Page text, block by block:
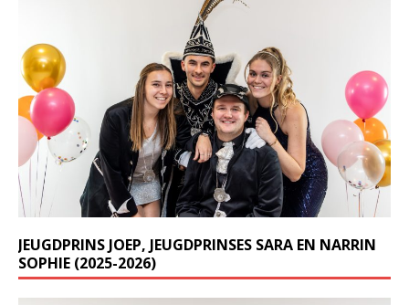
JEUGDPRINS JOEP, JEUGDPRINSES SARA EN NARRIN
SOPHIE (2025-2026)